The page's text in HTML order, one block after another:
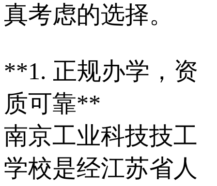
真考虑的选择。
**1. 正规办学，资
质可靠**
南京工业科技技工
学校是经江苏省人